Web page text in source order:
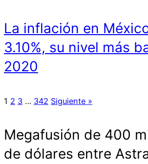
La inflación en
3.10%, su nivel más
2020
1 2 3 … 342 Siguiente »
Megafusión de 400
de dólares entre